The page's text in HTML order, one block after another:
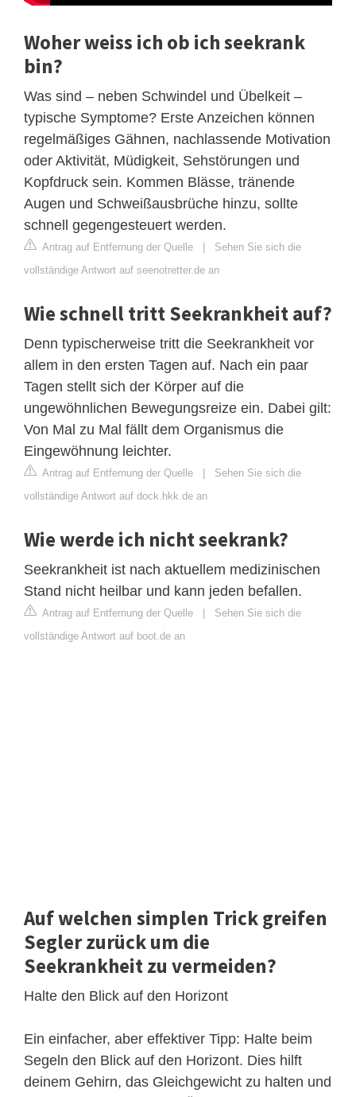
Woher weiss ich ob ich seekrank
bin?
Was sind – neben Schwindel und Übelkeit –
typische Symptome? Erste Anzeichen können
regelmäßiges Gähnen, nachlassende Motivation
oder Aktivität, Müdigkeit, Sehstörungen und
Kopfdruck sein. Kommen Blässe, tränende
Augen und Schweißausbrüche hinzu, sollte
schnell gegengesteuert werden.
Antrag auf Entfernung der Quelle | Sehen Sie sich die
vollständige Antwort auf seenotretter.de an
Wie schnell tritt Seekrankheit auf?
Denn typischerweise tritt die Seekrankheit vor
allem in den ersten Tagen auf. Nach ein paar
Tagen stellt sich der Körper auf die
ungewöhnlichen Bewegungsreize ein. Dabei gilt:
Von Mal zu Mal fällt dem Organismus die
Eingewöhnung leichter.
Antrag auf Entfernung der Quelle | Sehen Sie sich die
vollständige Antwort auf dock.hkk.de an
Wie werde ich nicht seekrank?
Seekrankheit ist nach aktuellem medizinischen
Stand nicht heilbar und kann jeden befallen.
Antrag auf Entfernung der Quelle | Sehen Sie sich die
vollständige Antwort auf boot.de an
Auf welchen simplen Trick greifen
Segler zurück um die
Seekrankheit zu vermeiden?
Halte den Blick auf den Horizont
Ein einfacher, aber effektiver Tipp: Halte beim
Segeln den Blick auf den Horizont. Dies hilft
deinem Gehirn, das Gleichgewicht zu halten und